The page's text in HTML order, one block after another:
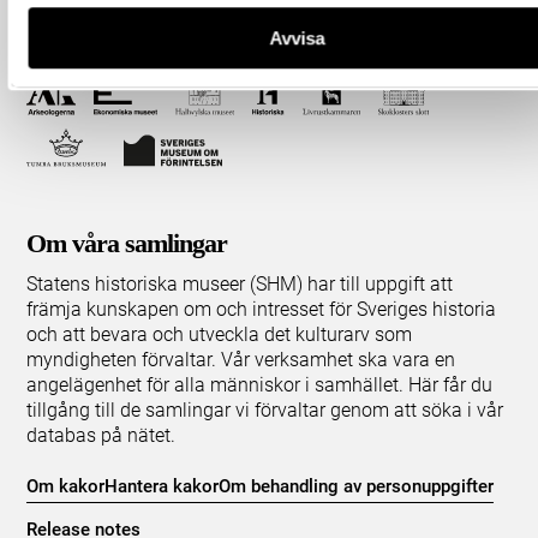
Avvisa
Om våra samlingar
Statens historiska museer (SHM) har till uppgift att
främja kunskapen om och intresset för Sveriges historia
och att bevara och utveckla det kulturarv som
myndigheten förvaltar. Vår verksamhet ska vara en
angelägenhet för alla människor i samhället. Här får du
tillgång till de samlingar vi förvaltar genom att söka i vår
databas på nätet.
Om kakorHantera kakorOm behandling av personuppgifter
Release notes